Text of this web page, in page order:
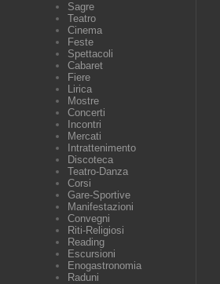
Sagre
Teatro
Cinema
Feste
Spettacoli
Cabaret
Fiere
Lirica
Mostre
Concerti
Incontri
Mercati
Intrattenimento
Discoteca
Teatro-Danza
Corsi
Gare-Sportive
Manifestazioni
Convegni
Riti-Religiosi
Reading
Escursioni
Enogastronomia
Raduni